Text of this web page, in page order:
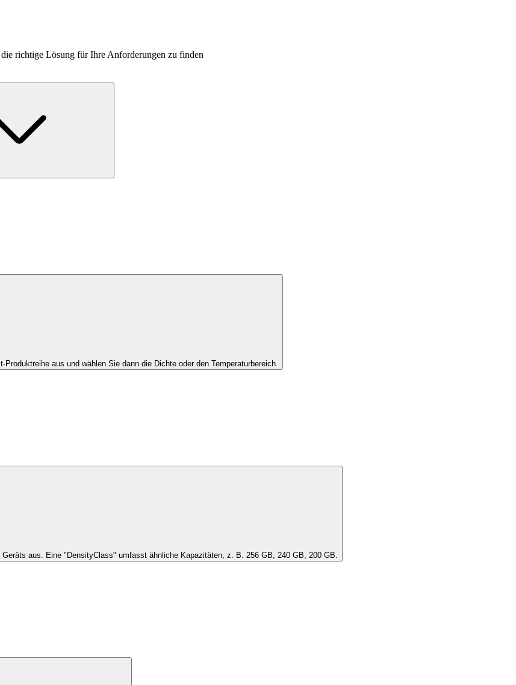
richtige Lösung für Ihre Anforderungen zu finden
Produktreihe aus und wählen Sie dann die Dichte oder den Temperaturbereich.
Wählen Sie die Kapazität des Geräts aus. Eine "DensityClass" umfasst ähnliche Kapazitäten, z. B. 256 GB, 240 GB, 200 GB.